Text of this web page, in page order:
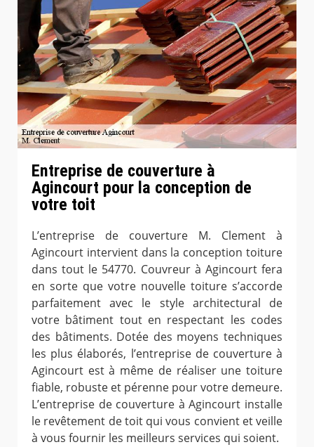
Entreprise de couverture à
Agincourt pour la conception de
votre toit
L’entreprise de couverture M. Clement à
Agincourt intervient dans la conception toiture
dans tout le 54770. Couvreur à Agincourt fera
en sorte que votre nouvelle toiture s’accorde
parfaitement avec le style architectural de
votre bâtiment tout en respectant les codes
des bâtiments. Dotée des moyens techniques
les plus élaborés, l’entreprise de couverture à
Agincourt est à même de réaliser une toiture
fiable, robuste et pérenne pour votre demeure.
L’entreprise de couverture à Agincourt installe
le revêtement de toit qui vous convient et veille
à vous fournir les meilleurs services qui soient.